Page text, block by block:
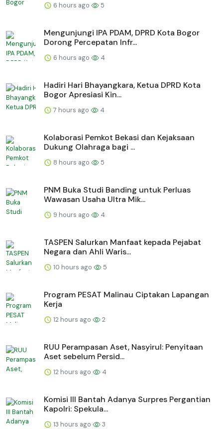
6 hours ago 5
Mengunjungi IPA PDAM, DPRD Kota Bogor
Dorong Percepatan Infr...
6 hours ago 4
Hadiri Hari Bhayangkara, Ketua DPRD Kota
Bogor Apresiasi Kin...
7 hours ago 4
Kolaborasi Pemkot Bekasi dan Kejaksaan
Dukung Olahraga bagi ...
8 hours ago 5
PNM Buka Studi Banding untuk Perluas
Wawasan Usaha Ultra Mik...
9 hours ago 4
TASPEN Salurkan Manfaat kepada Pejabat
Negara dan Ahli Waris...
10 hours ago 5
Program PESAT Malinau Ciptakan Lapangan
Kerja
12 hours ago 2
RUU Perampasan Aset, Nasyirul: Penyitaan
Aset sebelum Persid...
12 hours ago 4
Komisi III Bantah Adanya Surpres Pergantian
Kapolri: Spekula...
13 hours ago 3